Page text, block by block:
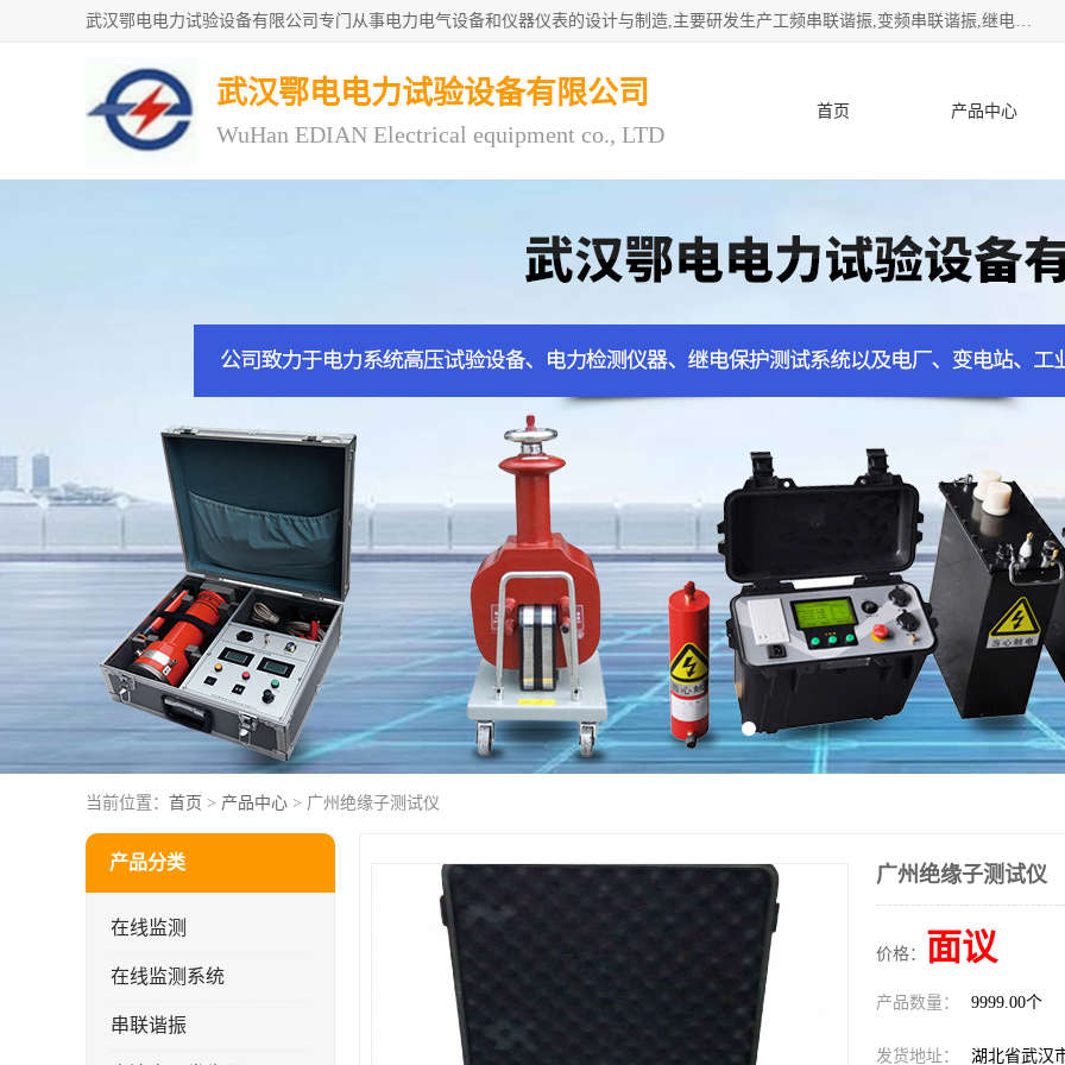
武汉鄂电电力试验设备有限公司专门从事电力电气设备和仪器仪表的设计与制造,主要研发生产工频串联谐振,变频串联谐振,继电保护测试仪,电缆故障测试仪,直流电阻测试仪,接地电阻测试仪等一百多种高品质产品.坚持奉行"质量一,客户至上"的服务宗旨。
武汉鄂电电力试验设备有限公司
WuHan EDIAN Electrical equipment co., LTD
首页 产品中心
当前位置： 首页 > 产品中心 > 广州绝缘子测试仪
产品分类
在线监测
在线监测系统
串联谐振
广州绝缘子测试仪
价格： 面议
产品数量： 9999.00个
发货地址： 湖北省武汉